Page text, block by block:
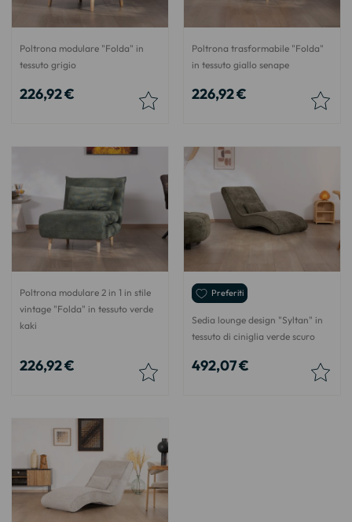
Poltrona modulare "Folda" in
tessuto grigio
226,92 €
Poltrona trasformabile "Folda"
in tessuto giallo senape
226,92 €
Poltrona modulare 2 in 1 in stile
vintage "Folda" in tessuto verde
kaki
226,92 €
Preferiti
Sedia lounge design "Syltan" in
tessuto di ciniglia verde scuro
492,07 €